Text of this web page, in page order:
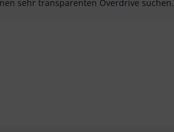
sehr transparenten Overdrive suchen.
als hilfreichals nicht hilfreich